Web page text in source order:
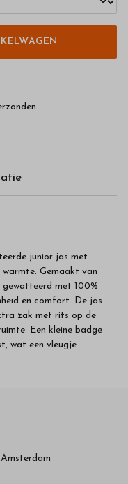
junior jas met
Gemaakt van
met 100%
en comfort. De jas
zak met rits op de
Een kleine badge
wat een vleugje
Amsterdam